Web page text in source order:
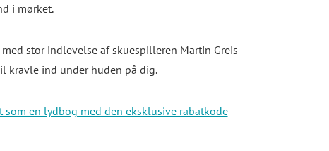
i mørket.
stor indlevelse af skuespilleren Martin Greis-
kravle ind under huden på dig.
som en lydbog med den eksklusive rabatkode